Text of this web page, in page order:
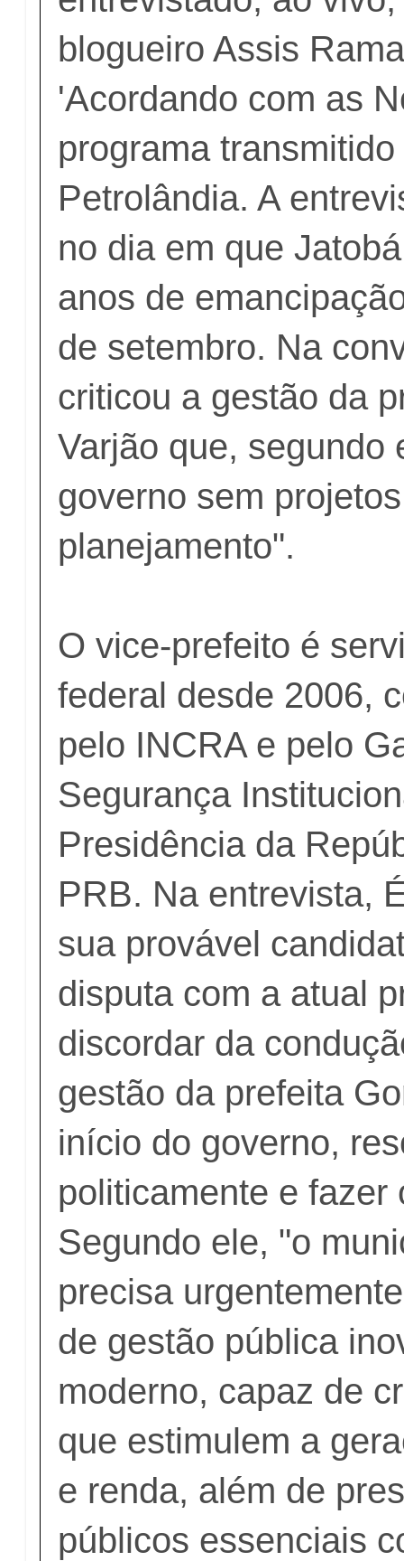
blogueiro Assis
'Acordando com as
programa
Petrolândia. A
no dia em que
anos de
de setembro. Na
criticou a gestão da
Varjão que, segundo
governo sem
planejamento".
O vice-prefeito é
federal desde 2006,
pelo INCRA e pelo
Segurança
Presidência da
PRB. Na entrevista,
sua provável
disputa com a atual
discordar da
gestão da prefeita
início do governo,
politicamente e fazer
Segundo ele, "o
precisa
de gestão pública
moderno, capaz de
que estimulem a
e renda, além de
públicos essenciais